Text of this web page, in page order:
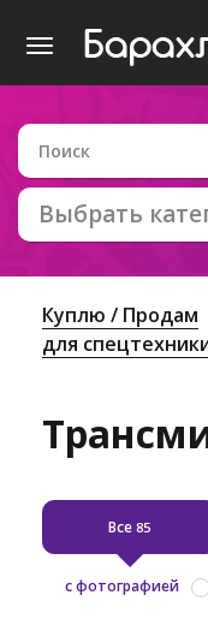
Выбрать
Куплю / Продам
для
Все85
с фотографией